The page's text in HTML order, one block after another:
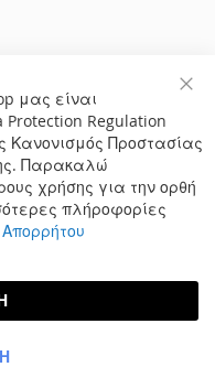
μας είναι
Regulation
Κανονισμός Προστασίας
Παρακαλώ
χρήσης για την ορθή
πλήροφορίες
Απορρήτου